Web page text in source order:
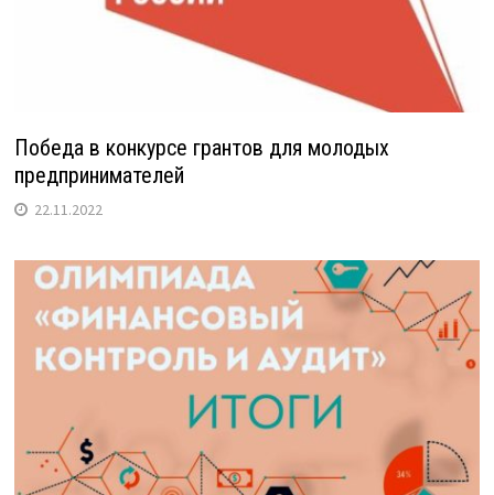
Победа в конкурсе грантов для молодых
предпринимателей
22.11.2022